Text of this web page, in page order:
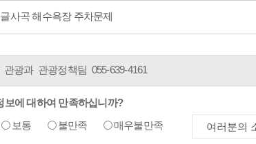
사곡 해수욕장 주차문제
관광과 관광정책팀 055-639-4161
보에 대하여 만족하십니까?
보통 불만족 매우불만족